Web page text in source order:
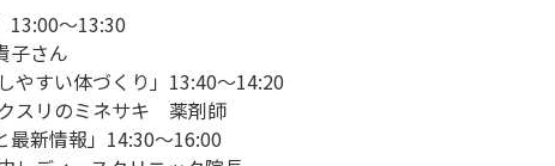
13:00〜13:30
子さん
やすい体づくり」13:40〜14:20
スリのミネサキ 薬剤師
最新情報」14:30〜16:00